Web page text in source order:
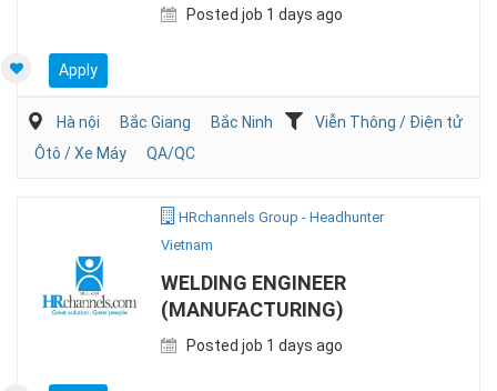
Posted job 1 days ago
Apply
Hà nội Bắc Giang Bắc Ninh
Viễn Thông / Điện tử
Ôtô / Xe Máy
QA/QC
HRchannels Group - Headhunter
Vietnam
WELDING ENGINEER
(MANUFACTURING)
Posted job 1 days ago